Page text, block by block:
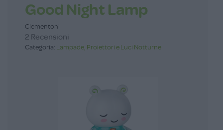
Good Night Lamp
Clementoni
2 Recensioni
Categoria: Lampade, Proiettori e Luci Notturne